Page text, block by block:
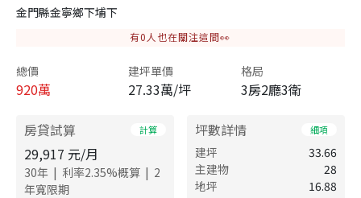
金門縣金寧鄉下埔下
有0 人也在關注這間👀
總價
920萬
建坪單價
27.33萬/坪
格局
3房2廳3衛
房貸試算 計算
29,917 元/月
30年 | 利率2.35%概算 | 2
年寬限期
坪數詳情 細項
建坪
33.66
主建物
28
地坪
16.88